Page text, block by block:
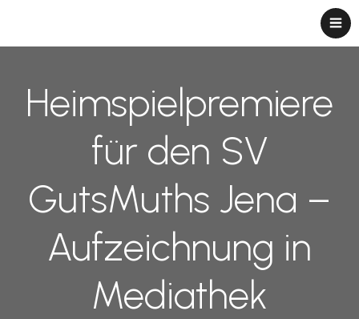
Heimspielpremiere
für den SV
GutsMuths Jena –
Aufzeichnung in
Mediathek